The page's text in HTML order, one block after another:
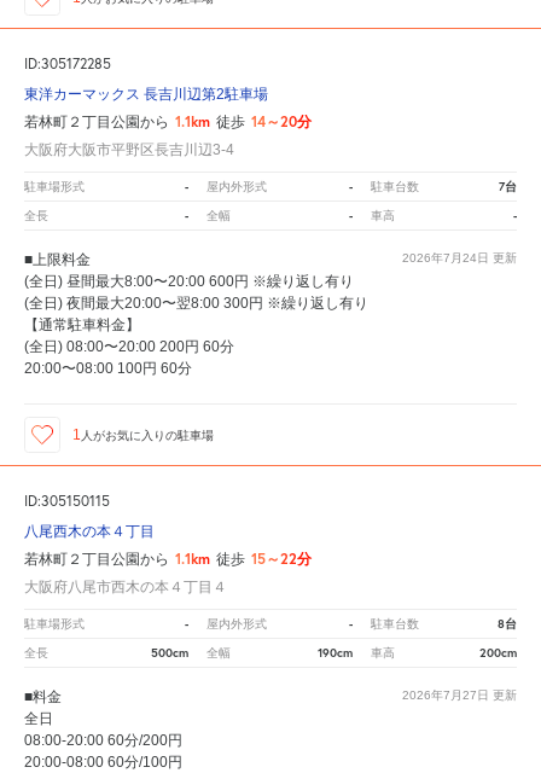
ID:305172285
東洋カーマックス 長吉川辺第2駐車場
若林町２丁目公園から 1.1km 徒歩 14～20分
大阪府大阪市平野区長吉川辺3-4
駐車場形式 - 屋内外形式 - 駐車台数 7台
全長 - 全幅 - 車高 -
2026年7月24日 更新
■上限料金
(全日) 昼間最大8:00〜20:00 600円 ※繰り返し有り
(全日) 夜間最大20:00〜翌8:00 300円 ※繰り返し有り
【通常駐車料金】
(全日) 08:00〜20:00 200円 60分
20:00〜08:00 100円 60分
1 人がお気に入りの駐車場
ID:305150115
八尾西木の本４丁目
若林町２丁目公園から 1.1km 徒歩 15～22分
大阪府八尾市西木の本４丁目４
駐車場形式 - 屋内外形式 - 駐車台数 8台
全長 500cm 全幅 190cm 車高 200cm
2026年7月27日 更新
■料金
全日
08:00-20:00 60分/200円
20:00-08:00 60分/100円